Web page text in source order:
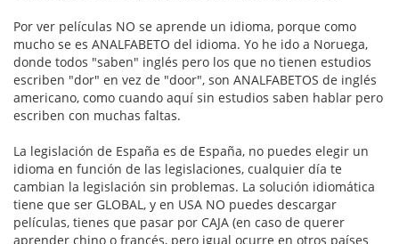
Por ver películas NO se aprende un idioma, porque como
mucho se es ANALFABETO del idioma. Yo he ido a Noruega,
donde todos "saben" inglés pero los que no tienen estudios
escriben "dor" en vez de "door", son ANALFABETOS de inglés
americano, como cuando aquí sin estudios saben hablar pero
escriben con muchas faltas.
La legislación de España es de España, no puedes elegir un
idioma en función de las legislaciones, cualquier día te
cambian la legislación sin problemas. La solución idiomática
tiene que ser GLOBAL, y en USA NO puedes descargar
películas, tienes que pasar por CAJA (en caso de querer
aprender chino o francés, pero igual ocurre en otros países